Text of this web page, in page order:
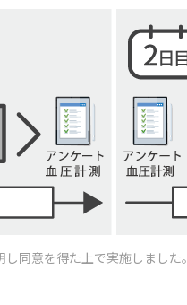
同意を得た上で実施しました。